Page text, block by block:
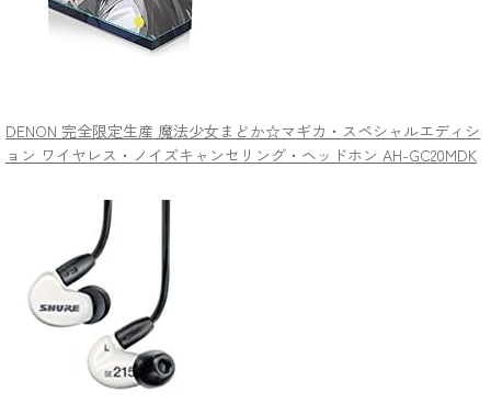
DENON 完全限定生産 魔法少女まどか☆マギカ・スペシャルエディシ
ョン ワイヤレス・ノイズキャンセリング・ヘッドホン AH-GC20MDK